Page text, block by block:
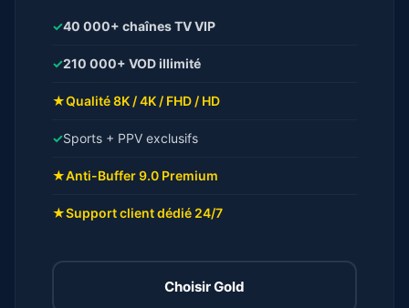
✓40 000+ chaînes TV VIP
✓210 000+ VOD illimité
★Qualité 8K / 4K / FHD / HD
✓Sports + PPV exclusifs
★Anti-Buffer 9.0 Premium
★Support client dédié 24/7
Choisir Gold